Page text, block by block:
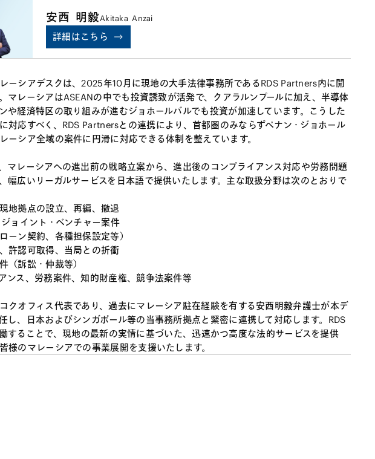
安西 明毅Akitaka Anzai
詳細はこちら
ーシアデスクは、2025年10月に現地の大手法律事務所であるRDS Partners内に開
マレーシアはASEANの中でも投資誘致が活発で、クアラルンプールに加え、半導体
や経済特区の取り組みが進むジョホールバルでも投資が加速しています。こうした
対応すべく、RDS Partnersとの連携により、首都圏のみならずペナン・ジョホール
ーシア全域の案件に円滑に対応できる体制を整えています。
マレーシアへの進出前の戦略立案から、進出後のコンプライアンス対応や労務問題
幅広いリーガルサービスを日本語で提供いたします。主な取扱分野は次のとおりで
地拠点の設立、再編、撤退
ョイント・ベンチャー案件
ーン契約、各種担保設定等）
許認可取得、当局との折衝
（訴訟・仲裁等）
ンス、労務案件、知的財産権、競争法案件等
クオフィス代表であり、過去にマレーシア駐在経験を有する安西明毅弁護士が本デ
し、日本およびシンガポール等の当事務所拠点と緊密に連携して対応します。RDS
することで、現地の最新の実情に基づいた、迅速かつ高度な法的サービスを提供
様のマレーシアでの事業展開を支援いたします。